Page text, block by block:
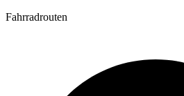
Fahrradrouten